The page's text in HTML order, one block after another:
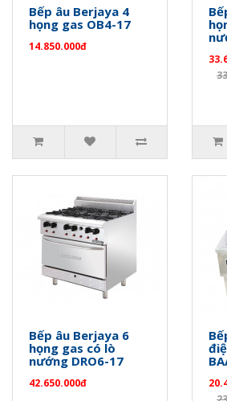
Bếp âu Berjaya 4
họng gas OB4-17
14.850.000đ
Bếp âu Berjaya 6
họng gas có lò
nướng DRO6-17
42.650.000đ